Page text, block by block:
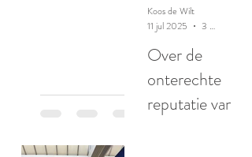
Over de
onterechte
reputatie van
Koos de Wilt
11 jul 2025
3 minuten om te lezen